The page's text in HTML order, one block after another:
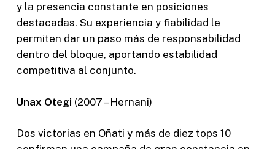
y la presencia constante en posiciones
destacadas. Su experiencia y fiabilidad le
permiten dar un paso más de responsabilidad
dentro del bloque, aportando estabilidad
competitiva al conjunto.
Unax Otegi (2007 – Hernani)
Dos victorias en Oñati y más de diez tops 10